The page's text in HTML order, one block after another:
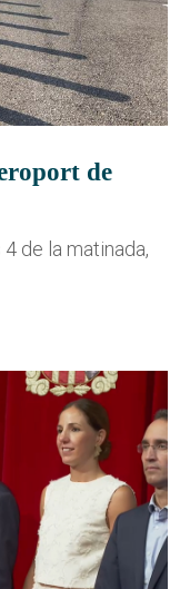
de
de la matinada,